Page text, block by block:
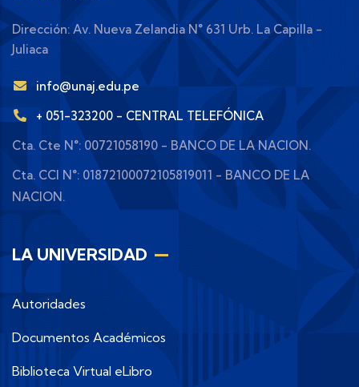
Dirección: Av. Nueva Zelandia N° 631 Urb. La Capilla -
Juliaca
info@unaj.edu.pe
+ 051-323200 - CENTRAL TELEFÓNICA
Cta. Cte N°: 00721058190 - BANCO DE LA NACION.
Cta. CCI N°: 01872100072105819011 - BANCO DE LA
NACION.
LA UNIVERSIDAD
Autoridades
Documentos Académicos
Biblioteca Virtual eLibro